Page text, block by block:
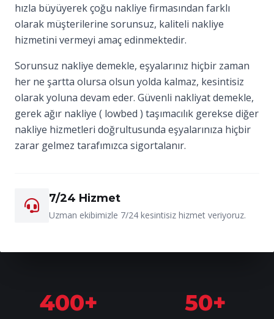
hızla büyüyerek çoğu nakliye firmasından farklı
olarak müşterilerine sorunsuz, kaliteli nakliye
hizmetini vermeyi amaç edinmektedir.
Sorunsuz nakliye demekle, eşyalarınız hiçbir zaman
her ne şartta olursa olsun yolda kalmaz, kesintisiz
olarak yoluna devam eder. Güvenli nakliyat demekle,
gerek ağır nakliye ( lowbed ) taşımacılık gerekse diğer
nakliye hizmetleri doğrultusunda eşyalarınıza hiçbir
zarar gelmez tarafımızca sigortalanır.
7/24 Hizmet
Uzman ekibimizle 7/24 kesintisiz hizmet veriyoruz.
400+ 50+